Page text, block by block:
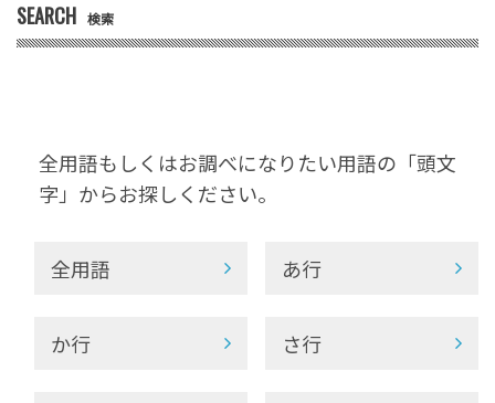
SEARCH 検索
全用語もしくはお調べになりたい用語の「頭文
字」からお探しください。
全用語 あ行
か行 さ行